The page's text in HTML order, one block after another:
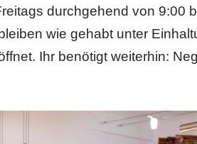
durchgehend von 9:00
wie gehabt unter
Ihr benötigt weiterhin: